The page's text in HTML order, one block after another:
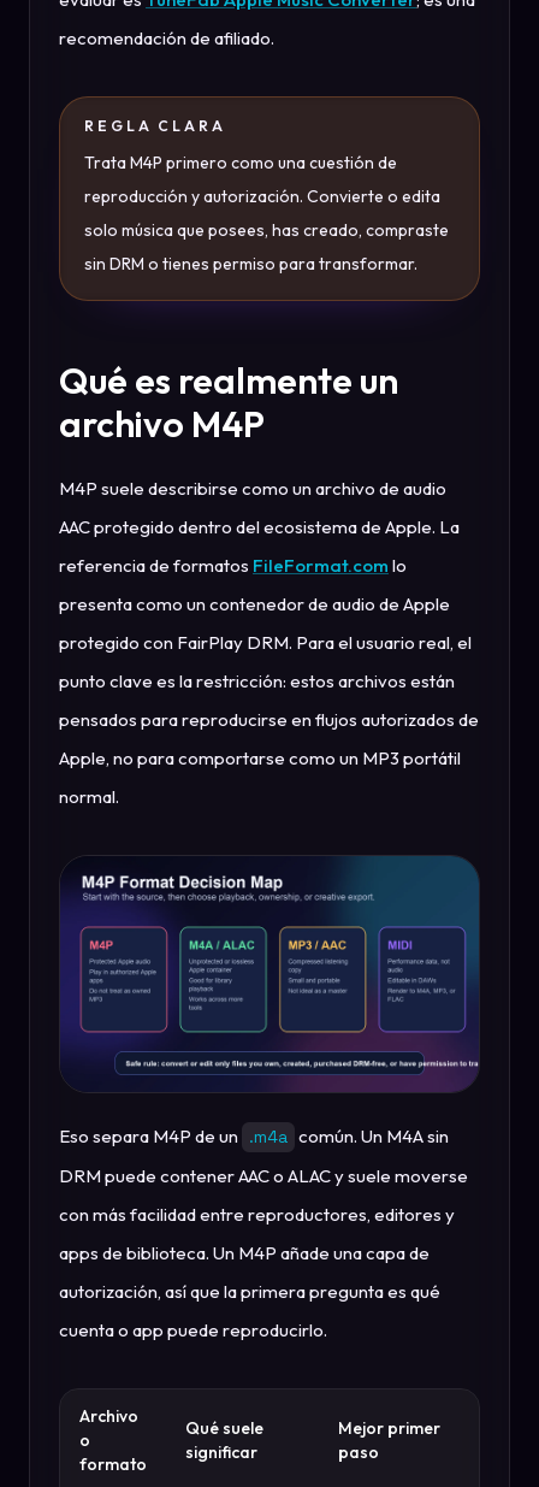
recomendación de afiliado.
REGLA CLARA
Trata M4P primero como una cuestión de
reproducción y autorización. Convierte o edita
solo música que posees, has creado, compraste
sin DRM o tienes permiso para transformar.
Qué es realmente un
archivo M4P
M4P suele describirse como un archivo de audio
AAC protegido dentro del ecosistema de Apple. La
referencia de formatos FileFormat.com lo
presenta como un contenedor de audio de Apple
protegido con FairPlay DRM. Para el usuario real, el
punto clave es la restricción: estos archivos están
pensados para reproducirse en flujos autorizados de
Apple, no para comportarse como un MP3 portátil
normal.
Eso separa M4P de un .m4a común. Un M4A sin
DRM puede contener AAC o ALAC y suele moverse
con más facilidad entre reproductores, editores y
apps de biblioteca. Un M4P añade una capa de
autorización, así que la primera pregunta es qué
cuenta o app puede reproducirlo.
Archivo
o
formato
Qué suele
significar
Mejor primer
paso